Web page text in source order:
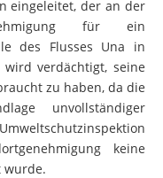
eingeleitet, der an der
für ein
des Flusses Una in
verdächtigt, seine
zu haben, da die
unvollständiger
keine
wurde.